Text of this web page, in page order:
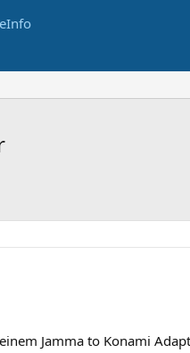
Jamma to Konami